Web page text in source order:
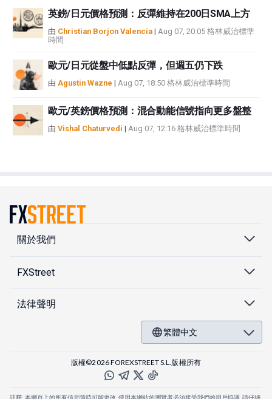
英鎊/日元價格預測：反彈維持在200日SMA上方
由 Christian Borjon Valencia | Aug 07, 20:05 格林威治標準
時間
歐元/日元從盤中低點反彈，但週五仍下跌
由 Agustin Wazne | Aug 07, 18:50 格林威治標準時間
歐元/英鎊價格預測：混合動能信號指向更多盤整
由 Vishal Chaturvedi | Aug 07, 12:16 格林威治標準時間
關於我們
FXStreet
法律聲明
繁體中文
版權©2026 FOREXSTREET S.L.版權所有
註釋: 本網頁上的所有信息隨時可能更改. 使用本網站的瀏覽者必須接受我們的用戶協議. 請仔細